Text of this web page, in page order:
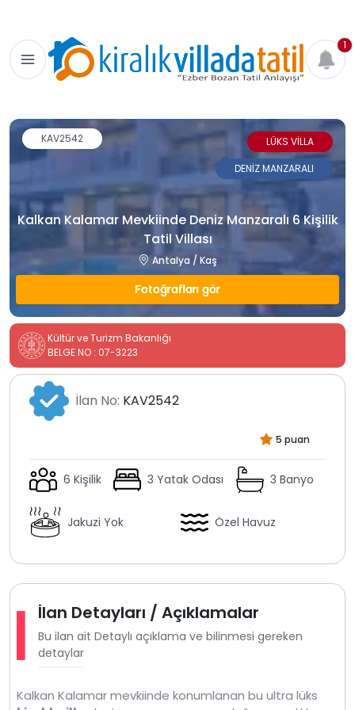
1
Kalkan Kalamar Mevkiinde Deniz Manzaralı 6 Kişilik
Tatil Villası
Antalya / Kaş
Fotoğrafları gör
KAV2542
LÜKS VİLLA
DENİZ MANZARALI
Kültür ve Turizm Bakanlığı
BELGE NO : 07-3223
İlan No: KAV2542
5 puan
6 Kişilik 3 Yatak Odası 3 Banyo
Jakuzi Yok Özel Havuz
İlan Detayları / Açıklamalar
Bu ilan ait Detaylı açıklama ve bilinmesi gereken
detaylar
Kalkan Kalamar mevkiinde konumlanan bu ultra lüks